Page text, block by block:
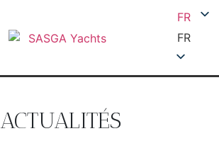
FR
FR
ACTUALITÉS